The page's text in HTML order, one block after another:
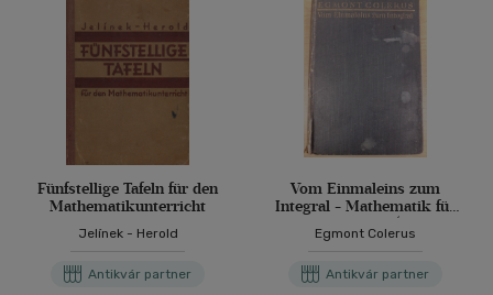
Fünfstellige Tafeln für den
Mathematikunterricht
Jelínek - Herold
Antikvár partner
Vom Einmaleins zum
Integral - Mathematik für
Jedermann (Az
egyszeregytől az integrálig,
Egmont Colerus
Antikvár partner